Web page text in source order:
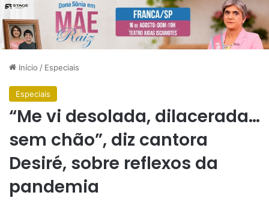
Início / Especiais
Especiais
“Me vi desolada, dilacerada…
sem chão”, diz cantora
Desiré, sobre reflexos da
pandemia